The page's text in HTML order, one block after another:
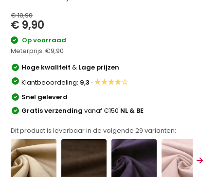
€ 10,90
€ 9,90
Op voorraad
Meterprijs:€9,90
Hoge kwaliteit& Lage prijzen
Klantbeoordeling: 9,3 ·★★★★☆
Snel geleverd
Gratis verzendingvanaf €150 NL & BE
Dit product is leverbaar in de volgende29 varianten: